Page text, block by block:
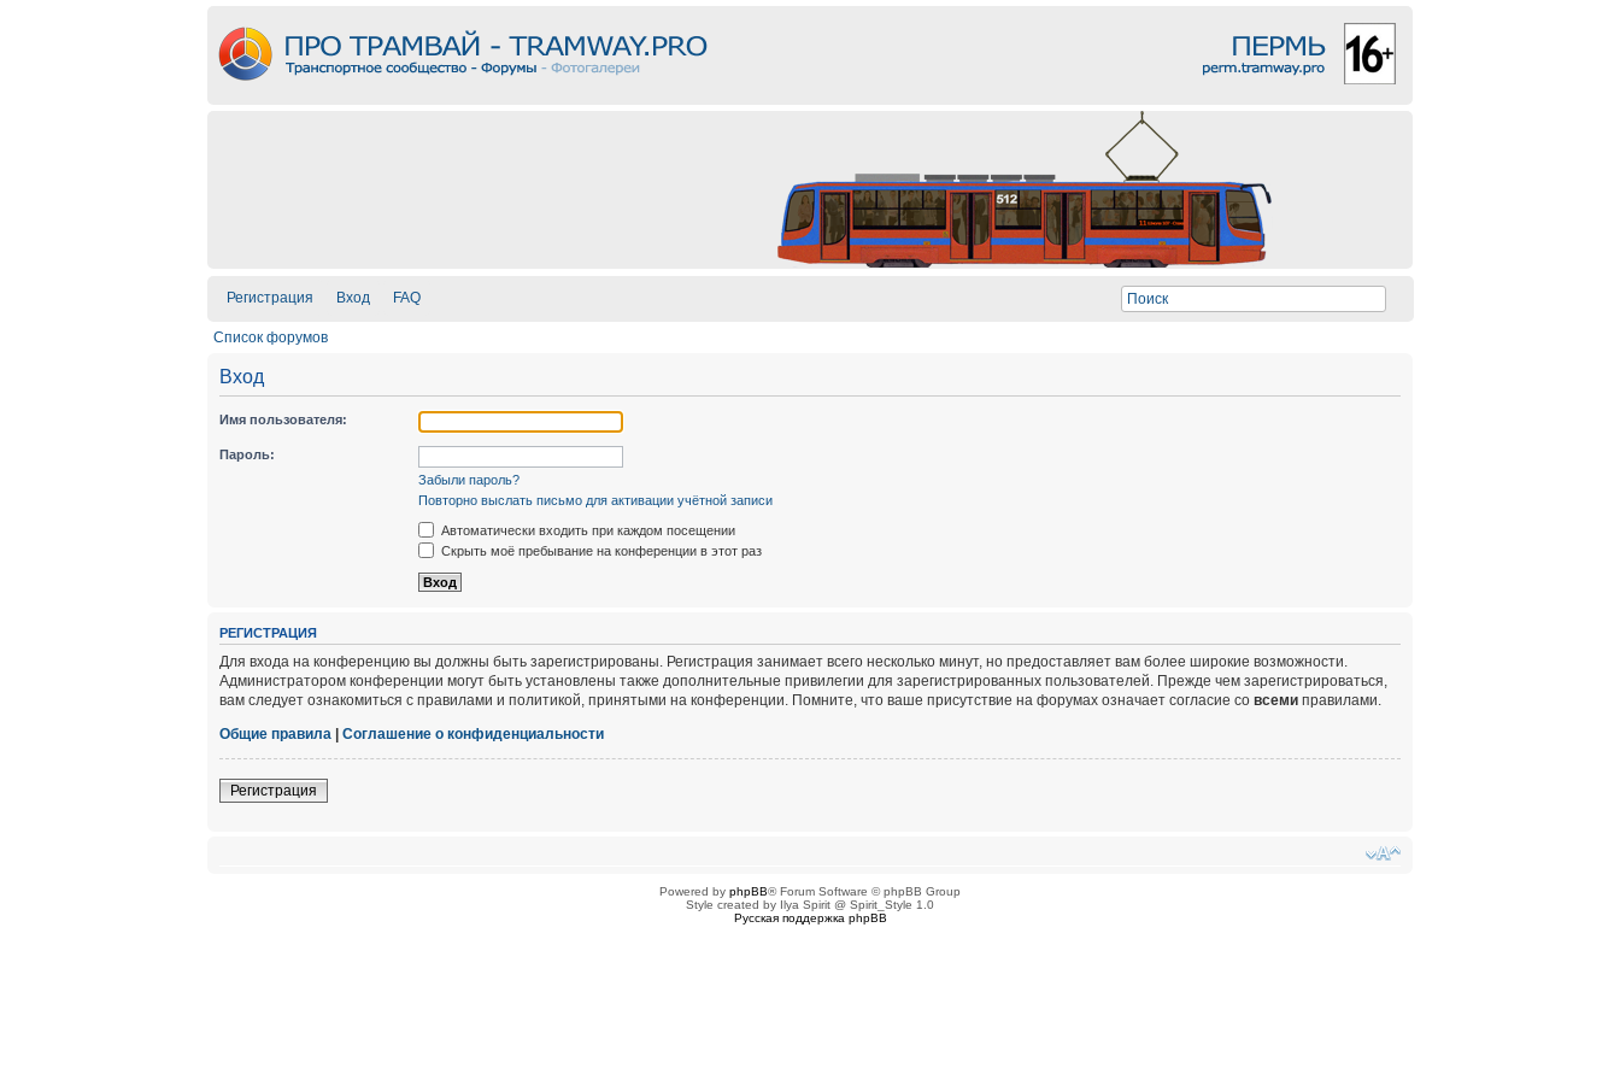
Регистрация Вход FAQ
Список форумов
Вход
Имя пользователя:
Пароль:
Забыли пароль?
Повторно выслать письмо для активации учётной записи
Автоматически входить при каждом посещении
Скрыть моё пребывание на конференции в этот раз
РЕГИСТРАЦИЯ
Для входа на конференцию вы должны быть зарегистрированы. Регистрация занимает всего несколько минут, но предоставляет вам более широкие возможности.
Администратором конференции могут быть установлены также дополнительные привилегии для зарегистрированных пользователей. Прежде чем зарегистрироваться,
вам следует ознакомиться с правилами и политикой, принятыми на конференции. Помните, что ваше присутствие на форумах означает согласие со всеми правилами.
Общие правила | Соглашение о конфиденциальности
Регистрация
Powered by phpBB® Forum Software © phpBB Group
Style created by Ilya Spirit @ Spirit_Style 1.0
Русская поддержка phpBB